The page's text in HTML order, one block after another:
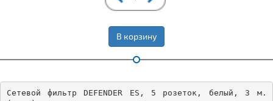
В корзину
Сетевой фильтр DEFENDER ES, 5 розеток, белый, 3 м.